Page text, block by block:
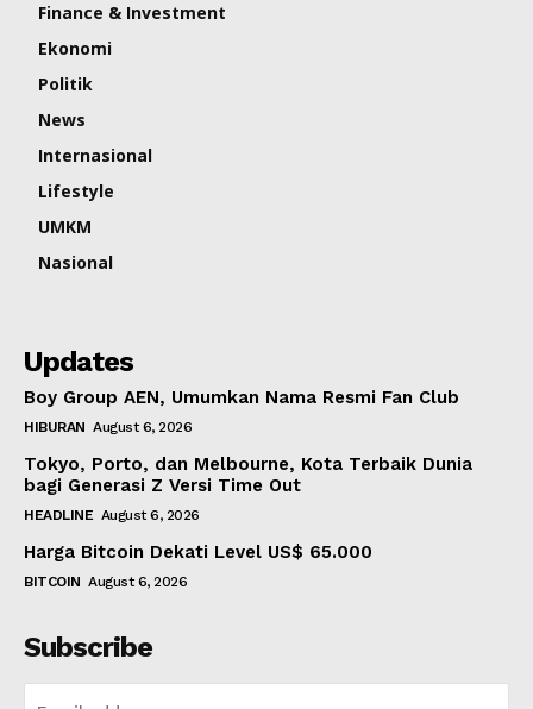
Finance & Investment
Ekonomi
Politik
News
Internasional
Lifestyle
UMKM
Nasional
Updates
Boy Group AEN, Umumkan Nama Resmi Fan Club
HIBURAN August 6, 2026
Tokyo, Porto, dan Melbourne, Kota Terbaik Dunia
bagi Generasi Z Versi Time Out
HEADLINE August 6, 2026
Harga Bitcoin Dekati Level US$ 65.000
BITCOIN August 6, 2026
Subscribe